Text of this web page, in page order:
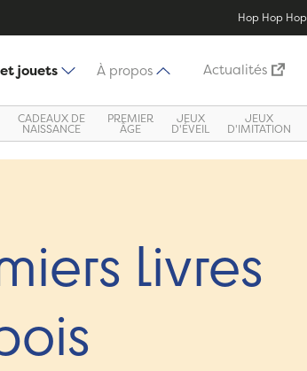
Hop Hop
jouets À propos Actualités
CADEAUX DE
NAISSANCE
PREMIER
ÂGE
JEUX
D'ÉVEIL
JEUX
D'IMITATION
livres